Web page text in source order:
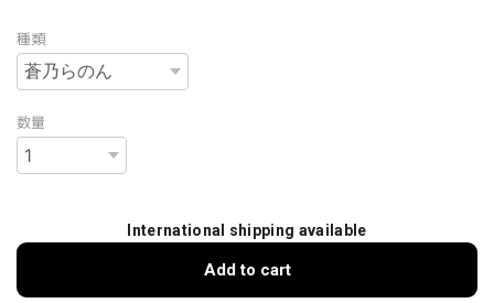
種類
数量
International shipping available
Add to cart